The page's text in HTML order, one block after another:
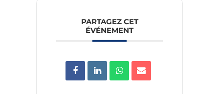
PARTAGEZ CET
ÉVÉNEMENT